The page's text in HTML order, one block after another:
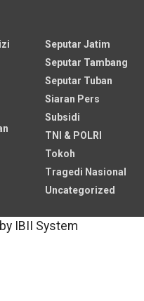
Seputar Jatim
Seputar Tambang
Seputar Tuban
Siaran Pers
Subsidi
TNI & POLRI
Tokoh
Tragedi Nasional
Uncategorized
by IBII System